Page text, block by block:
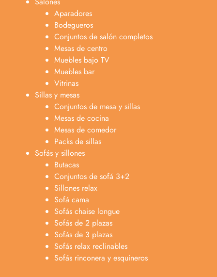
Aparadores
Bodegueros
Conjuntos de salón completos
Mesas de centro
Muebles bajo TV
Muebles bar
Vitrinas
Sillas y mesas
Conjuntos de mesa y sillas
Mesas de cocina
Mesas de comedor
Packs de sillas
Sofás y sillones
Butacas
Conjuntos de sofá 3+2
Sillones relax
Sofá cama
Sofás chaise longue
Sofás de 2 plazas
Sofás de 3 plazas
Sofás relax reclinables
Sofás rinconera y esquineros